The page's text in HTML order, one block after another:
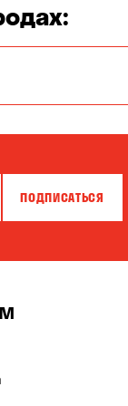
Вишневое
ПОДПИСАТЬСЯ